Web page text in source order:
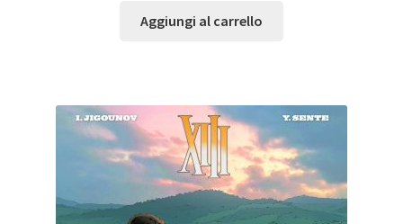
Aggiungi al carrello